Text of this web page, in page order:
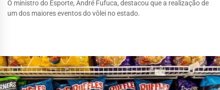
O ministro do Esporte, André Fufuca, destacou que a realização de
um dos maiores eventos do vôlei no estado.